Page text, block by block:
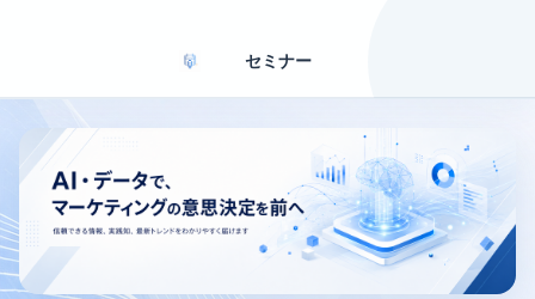
セミナー